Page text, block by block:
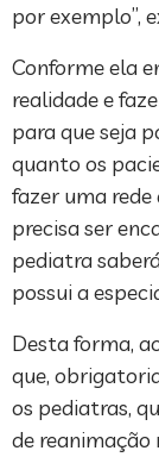
por exemplo”,
Conforme ela
realidade e
para que seja
quanto os
fazer uma rede
precisa ser
pediatra
possui a
Desta forma,
que,
os pediatras,
de